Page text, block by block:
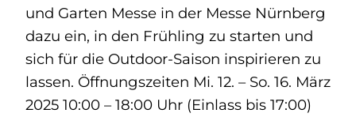
und Garten Messe in der Messe Nürnberg
dazu ein, in den Frühling zu starten und
sich für die Outdoor-Saison inspirieren zu
lassen. Öffnungszeiten Mi. 12. – So. 16. März
2025 10:00 – 18:00 Uhr (Einlass bis 17:00)